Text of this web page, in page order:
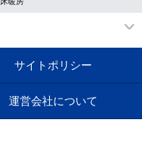
サイトポリシー
運営会社について